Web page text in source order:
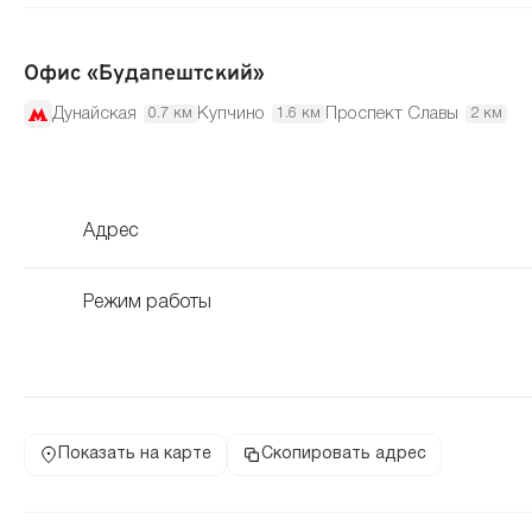
Офис «Будапештский»
Дунайская 0.7 км Купчино 1.6 км Проспект Славы 2 км
Адрес
Режим работы
Показать на карте Скопировать адрес